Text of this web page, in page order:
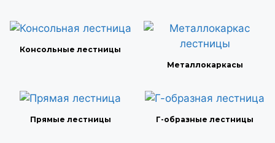
Консольные лестницы
Металлокаркасы
Прямые лестницы Г-образные лестницы